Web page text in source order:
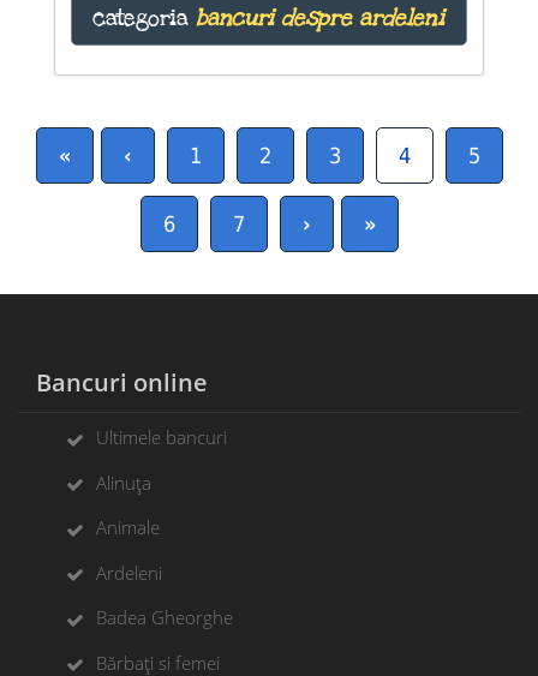
categoriabancuri despre ardeleni
« ‹ 1 2 3 4 5
6 7 › »
Bancuri online
Ultimele bancuri
Alinuța
Animale
Ardeleni
Badea Gheorghe
Bărbați si femei